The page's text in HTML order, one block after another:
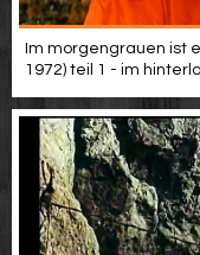
Im morgengrauen ist
1972) teil 1 - im